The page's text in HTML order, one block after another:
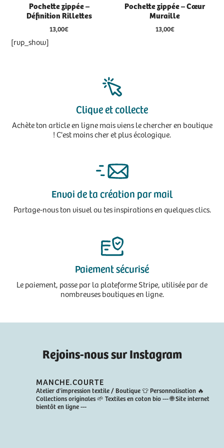
Pochette zippée –
Définition Rillettes
13,00€
Pochette zippée – Cœur
Muraille
13,00€
[rvp_show]
Clique et collecte
Achète ton article en ligne mais viens le chercher en boutique
! C'est moins cher et plus écologique.
Envoi de ta création par mail
Partage-nous ton visuel ou tes inspirations en quelques clics.
Paiement sécurisé
Le paiement, passe par la plateforme Stripe, utilisée par de
nombreuses boutiques en ligne.
Rejoins-nous sur Instagram
MANCHE.COURTE
Atelier d'impression textile / Boutique👕 Personnalisation 🔥
Collections originales🌱 Textiles en coton bio---🌐 Site internet
bientôt en ligne---